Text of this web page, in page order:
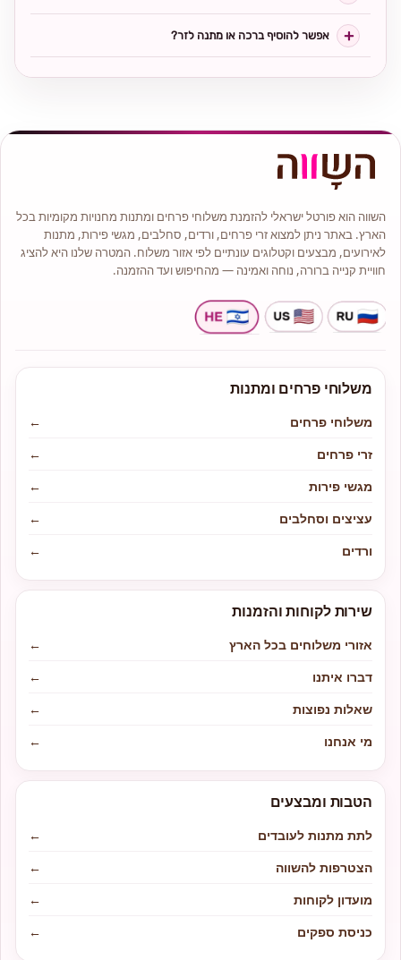
אפשר להוסיף ברכה או מתנה לזר?
השווה הוא פורטל ישראלי להזמנת משלוחי פרחים ומתנות מחנויות מקומיות בכל
הארץ. באתר ניתן למצוא זרי פרחים, ורדים, סחלבים, מגשי פירות, מתנות
לאירועים, מבצעים וקטלוגים עונתיים לפי אזור משלוח. המטרה שלנו היא להציג
חוויית קנייה ברורה, נוחה ואמינה — מהחיפוש ועד ההזמנה.
משלוחי פרחים ומתנות
משלוחי פרחים
←
זרי פרחים
←
מגשי פירות
←
עציצים וסחלבים
←
ורדים
←
שירות לקוחות והזמנות
אזורי משלוחים בכל הארץ
←
דברו איתנו
←
שאלות נפוצות
←
מי אנחנו
←
הטבות ומבצעים
לתת מתנות לעובדים
←
הצטרפות להשווה
←
מועדון לקוחות
←
כניסת ספקים
←